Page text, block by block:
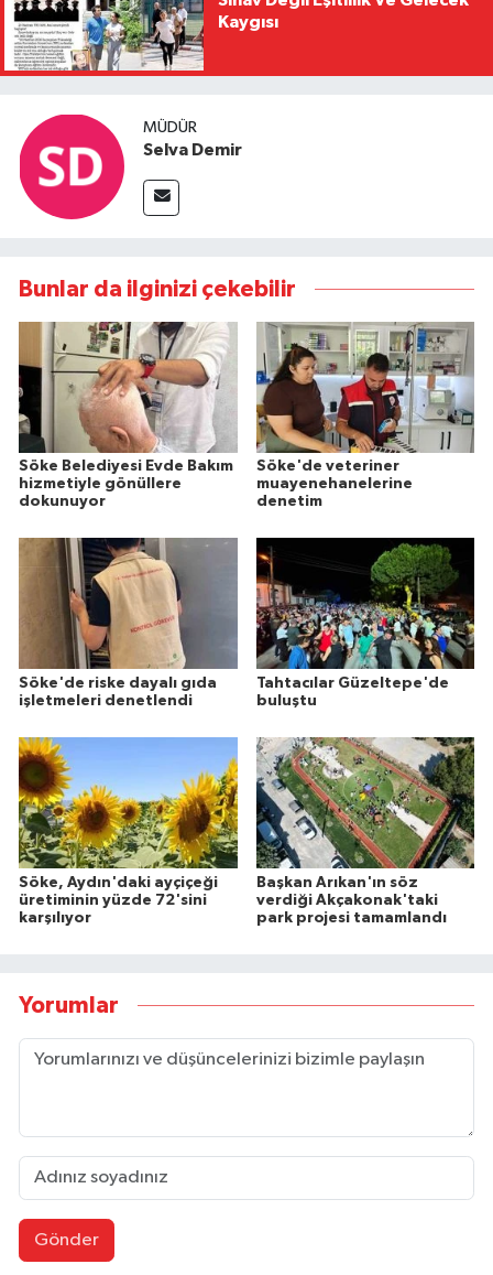
Kaygısı
MÜDÜR
Selva Demir
Bunlar da ilginizi çekebilir
Söke Belediyesi Evde Bakım
hizmetiyle gönüllere
dokunuyor
Söke'de veteriner
muayenehanelerine
denetim
Söke'de riske dayalı gıda
işletmeleri denetlendi
Tahtacılar Güzeltepe'de
buluştu
Söke, Aydın'daki ayçiçeği
üretiminin yüzde 72'sini
karşılıyor
Başkan Arıkan'ın söz
verdiği Akçakonak'taki
park projesi tamamlandı
Yorumlar
Gönder